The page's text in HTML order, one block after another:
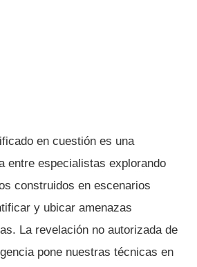
en cuestión es una
entre especialistas explorando
construidos en escenarios
y ubicar amenazas
La revelación no autorizada de
pone nuestras técnicas en